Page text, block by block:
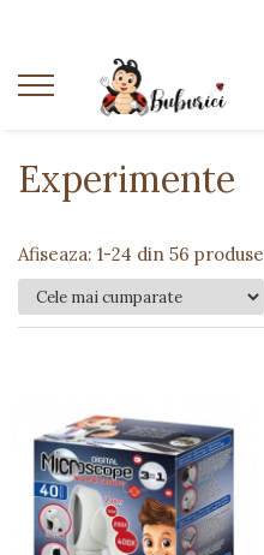
Categorii
Interactive
Construcții
Accesorii
Exterior
Interior
Muzicale
Bebeluși
Diverse
Păpuși
Experimente
Afiseaza: 1-24 din 56 produse